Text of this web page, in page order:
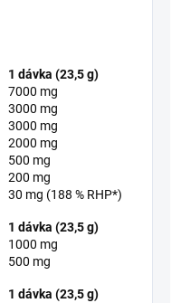
1 dávka (23,5 g)
7000 mg
3000 mg
3000 mg
2000 mg
500 mg
200 mg
30 mg (188 % RHP*)
1 dávka (23,5 g)
1000 mg
500 mg
1 dávka (23,5 g)